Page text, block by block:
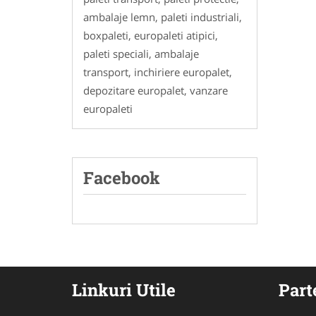
ambalaje lemn, paleti industriali,
boxpaleti, europaleti atipici,
paleti speciali, ambalaje
transport, inchiriere europalet,
depozitare europalet, vanzare
europaleti
Facebook
Linkuri Utile